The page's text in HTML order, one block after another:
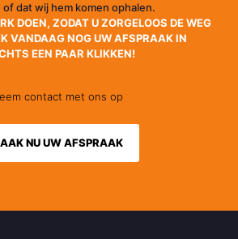
dat wij hem komen ophalen.
DOEN, ZODAT U ZORGELOOS DE WEG
VANDAAG NOG UW AFSPRAAK IN
EEN PAAR KLIKKEN!
contact met ons op
NU UW AFSPRAAK